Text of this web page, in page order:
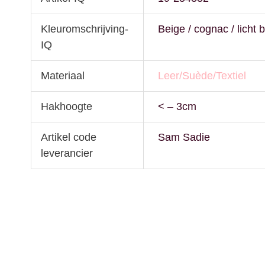
Kleuromschrijving-
IQ
Beige / cognac / licht
Materiaal Leer/Suède/Textiel
Hakhoogte < – 3cm
Artikel code
leverancier
Sam Sadie